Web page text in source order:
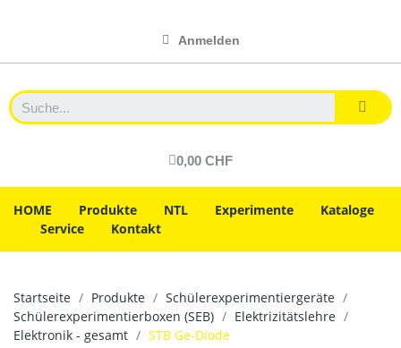
Anmelden
0,00 CHF
HOME Produkte NTL Experimente
Kataloge
Service
Kontakt
Startseite Produkte
Schülerexperimentiergeräte
Schülerexperimentierboxen (SEB)
Elektrizitätslehre
Elektronik - gesamt
STB Ge-Diode